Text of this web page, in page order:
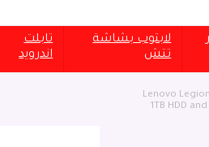
لابتوب بشاشة
تتش
تابلت
اندرويد
Lenovo
1TB HDD